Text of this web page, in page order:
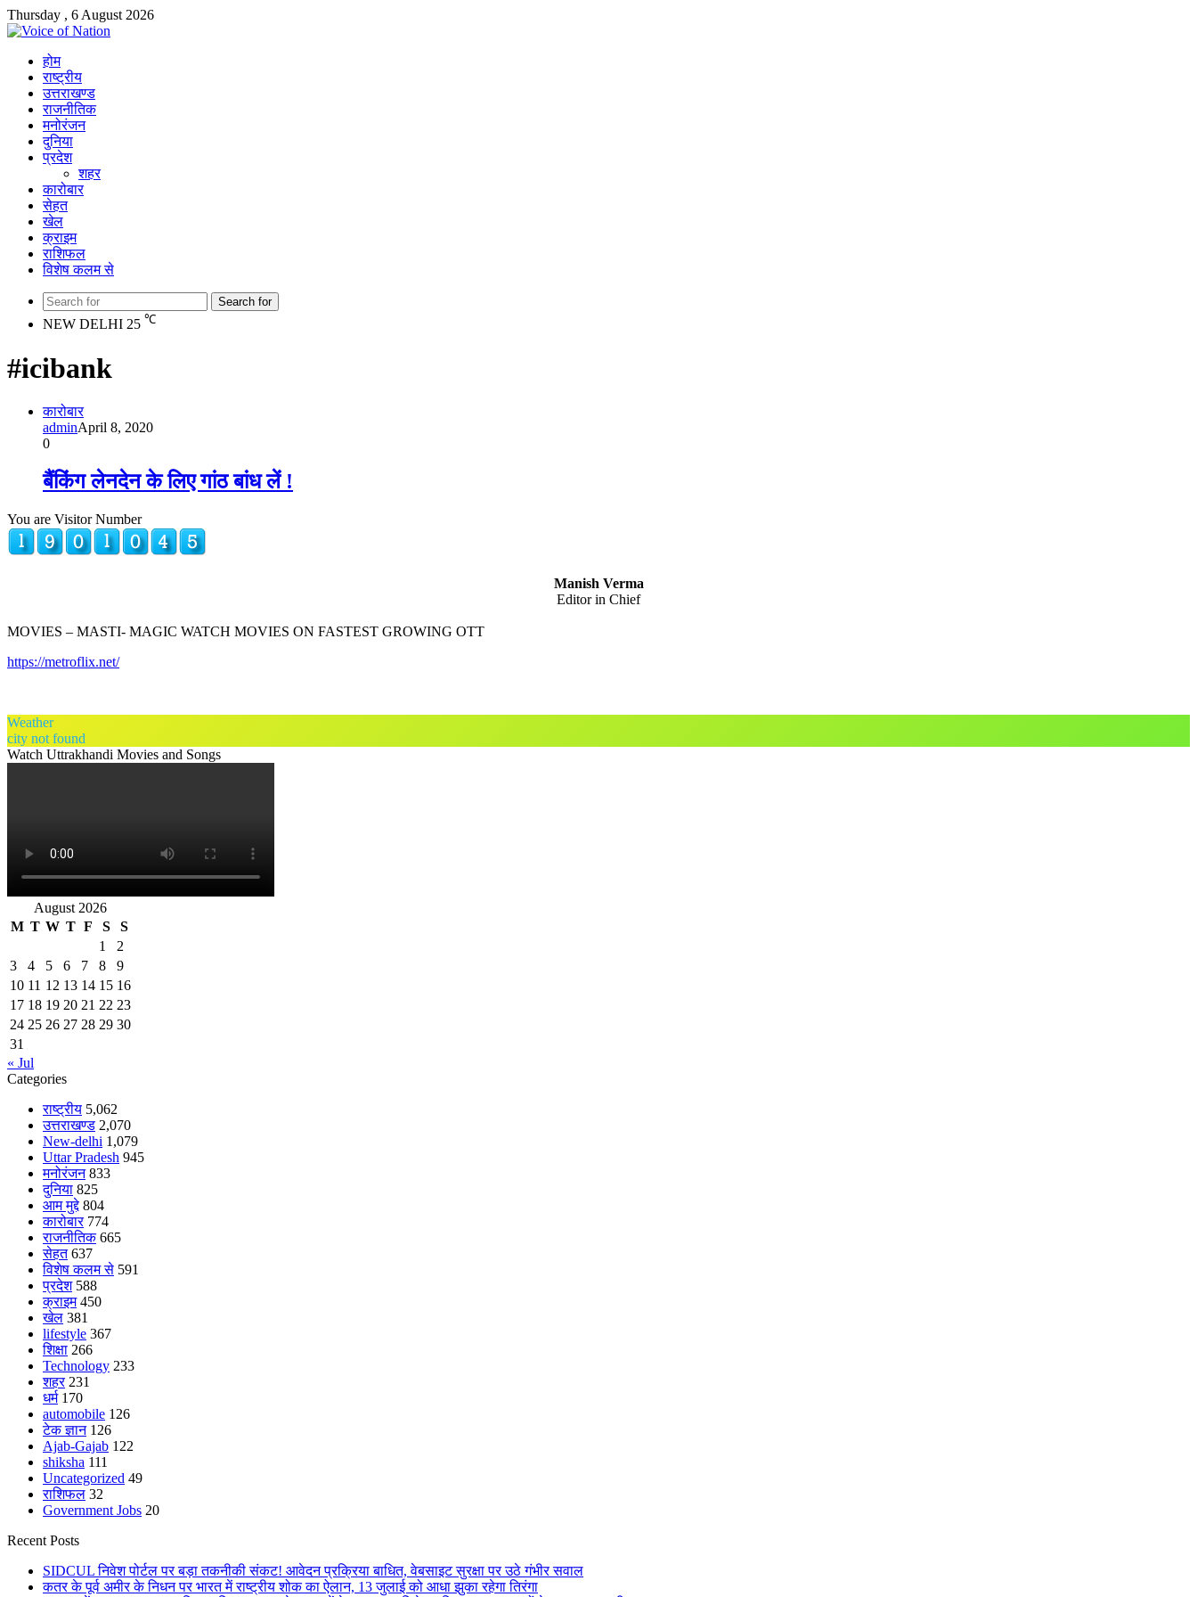
Thursday , 6 August 2026
होम
राष्ट्रीय
उत्तराखण्ड
राजनीतिक
मनोरंजन
दुनिया
प्रदेश
शहर
कारोबार
सेहत
खेल
क्राइम
राशिफल
विशेष कलम से
Search for
NEW DELHI 25 ℃
#icibank
कारोबार
adminApril 8, 2020
0
बैंकिंग लेनदेन के लिए गांठ बांध लें !
You are Visitor Number
Manish Verma
Editor in Chief
MOVIES – MASTI- MAGIC WATCH MOVIES ON FASTEST GROWING OTT
https://metroflix.net/
Weather
city not found
Watch Uttrakhandi Movies and Songs
August 2026
M T W T F S
S
1
2
3
4 5 6 7 8
9
10 11 12 13 14 15 16
17 18 19 20 21 22 23
24 25 26 27 28 29 30
31
« Jul
Categories
राष्ट्रीय 5,062
उत्तराखण्ड 2,070
New-delhi 1,079
Uttar Pradesh 945
मनोरंजन 833
दुनिया 825
आम मुद्दे 804
कारोबार 774
राजनीतिक 665
सेहत 637
विशेष कलम से 591
प्रदेश 588
क्राइम 450
खेल 381
lifestyle 367
शिक्षा 266
Technology 233
शहर 231
धर्म 170
automobile 126
टेक ज्ञान 126
Ajab-Gajab 122
shiksha 111
Uncategorized 49
राशिफल 32
Government Jobs 20
Recent Posts
SIDCUL निवेश पोर्टल पर बड़ा तकनीकी संकट! आवेदन प्रक्रिया बाधित, वेबसाइट सुरक्षा पर उठे गंभीर सवाल
कतर के पूर्व अमीर के निधन पर भारत में राष्ट्रीय शोक का ऐलान, 13 जुलाई को आधा झुका रहेगा तिरंगा